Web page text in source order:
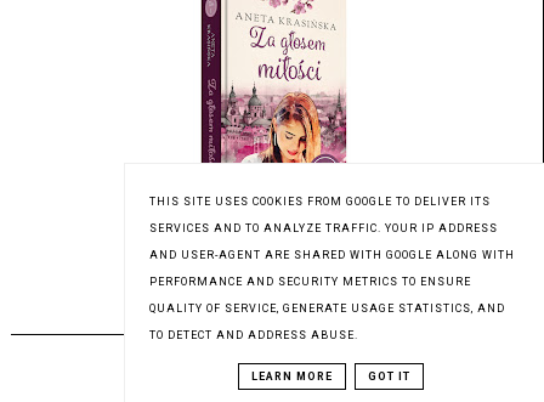
Patronat medialny Czytaninki
PREMIERA 17.07.2023
THIS SITE USES COOKIES FROM GOOGLE TO DELIVER ITS
SERVICES AND TO ANALYZE TRAFFIC. YOUR IP ADDRESS
AND USER-AGENT ARE SHARED WITH GOOGLE ALONG WITH
PERFORMANCE AND SECURITY METRICS TO ENSURE
QUALITY OF SERVICE, GENERATE USAGE STATISTICS, AND
TO DETECT AND ADDRESS ABUSE.
LEARN MORE GOT IT